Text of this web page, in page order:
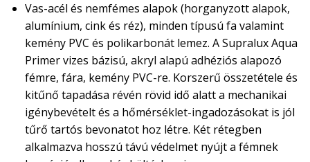
Vas-acél és nemfémes alapok (horganyzott alapok,
alumínium, cink és réz), minden típusú fa valamint
kemény PVC és polikarbonát lemez. A Supralux Aqua
Primer vizes bázisú, akryl alapú adhéziós alapozó
fémre, fára, kemény PVC-re. Korszerű összetétele és
kitűnő tapadása révén rövid idő alatt a mechanikai
igénybevételt és a hőmérséklet-ingadozásokat is jól
tűrő tartós bevonatot hoz létre. Két rétegben
alkalmazva hosszú távú védelmet nyújt a fémnek